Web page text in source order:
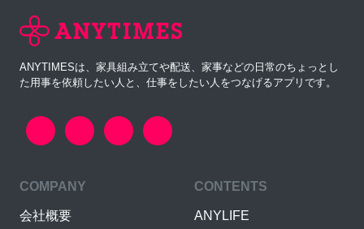
ANYTIMESは、家具組み立てや配送、家事などの日常のちょっとし
た用事を依頼したい人と、仕事をしたい人をつなげるアプリです。
COMPANY
会社概要
CONTENTS
ANYLIFE